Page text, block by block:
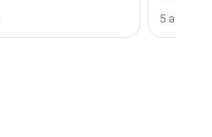
офис,
успех
5